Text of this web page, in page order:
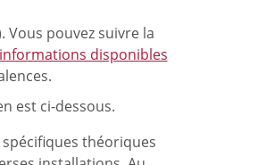
pouvez suivre la
disponibles
est ci-dessous.
théoriques